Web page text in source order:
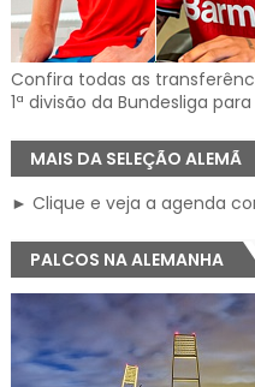
Confira todas as
1ª divisão da Bundesliga
MAIS DA SELEÇÃO ALEMÃ
► Clique e veja a agenda
PALCOS NA ALEMANHA